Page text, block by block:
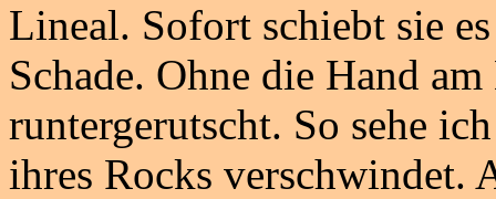
Lineal. Sofort schiebt sie
Schade. Ohne die Hand
runtergerutscht. So sehe
ihres Rocks verschwindet.